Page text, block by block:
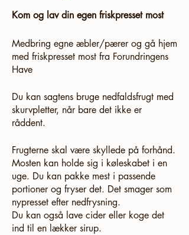
Kom og lav din egen friskpresset most
Medbring egne æbler/pærer og gå hjem
med friskpresset most fra Forundringens
Have
Du kan sagtens bruge nedfaldsfrugt med
skurvpletter, når bare det ikke er
råddent.
Frugterne skal være skyllede på forhånd.
Mosten kan holde sig i køleskabet i en
uge. Du kan pakke mest i passende
portioner og fryser det. Det smager som
nypresset efter nedfrysning.
Du kan også lave cider eller koge det
ind til en lækker sirup.